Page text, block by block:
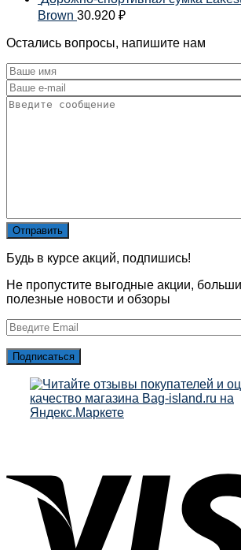
Brown 30.920 ₽
Остались вопросы, напишите нам
Будь в курсе акций, подпишись!
Не пропустите выгодные акции,
полезные новости и обзоры